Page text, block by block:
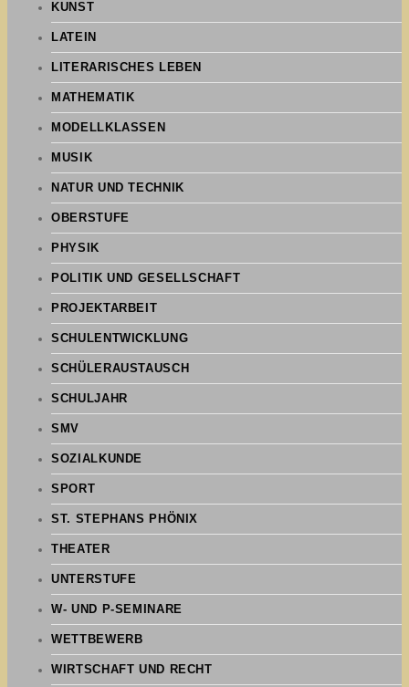
KUNST
LATEIN
LITERARISCHES LEBEN
MATHEMATIK
MODELLKLASSEN
MUSIK
NATUR UND TECHNIK
OBERSTUFE
PHYSIK
POLITIK UND GESELLSCHAFT
PROJEKTARBEIT
SCHULENTWICKLUNG
SCHÜLERAUSTAUSCH
SCHULJAHR
SMV
SOZIALKUNDE
SPORT
ST. STEPHANS PHÖNIX
THEATER
UNTERSTUFE
W- UND P-SEMINARE
WETTBEWERB
WIRTSCHAFT UND RECHT